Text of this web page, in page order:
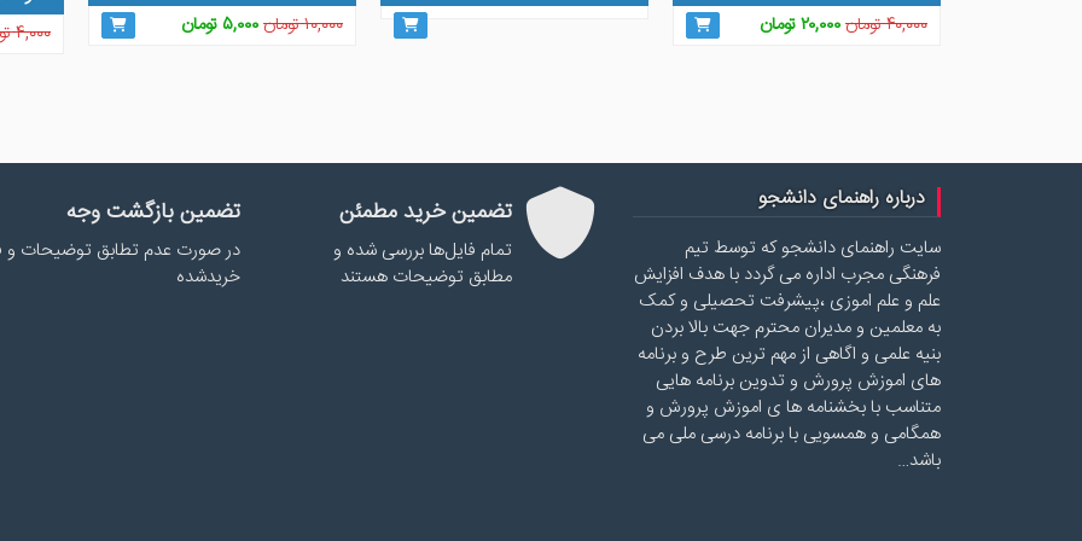
۴۰,۰۰۰تومانقیمت
۲۰,۰۰۰تومان قیمت
۱۰,۰۰۰تومانقیمت
۵,۰۰۰ تومانقیمت
۴,۰۰۰
درباره راهنمای دانشجو
سایت راهنمای دانشجو که توسط تیم
فرهنگی مجرب اداره می گردد با هدف افزایش
علم و علم اموزی ،پیشرفت تحصیلی و کمک
به معلمین و مدیران محترم جهت بالا بردن
بنیه علمی و اگاهی از مهم ترین طرح و برنامه
های اموزش پرورش و تدوین برنامه هایی
متناسب با بخشنامه ها ی اموزش پرورش و
همگامی و همسویی با برنامه درسی ملی می
باشد…
تضمین خرید مطمئن
تمام فایل‌ها بررسی شده و
مطابق توضیحات هستند
تضمین بازگشت وجه
در صورت عدم تطابق توضیحات و
خریدشده